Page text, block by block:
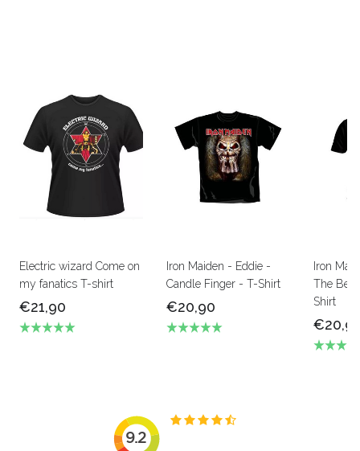
Electric wizard Come on
my fanatics T-shirt
€21,90
Iron Maiden - Eddie -
Candle Finger - T-Shirt
€20,90
Iron
The
Shirt